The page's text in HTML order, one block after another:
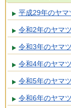
平成29年のヤ
令和2年のヤマ
令和3年のヤマ
令和4年のヤマ
令和5年のヤマ
令和6年のヤマ